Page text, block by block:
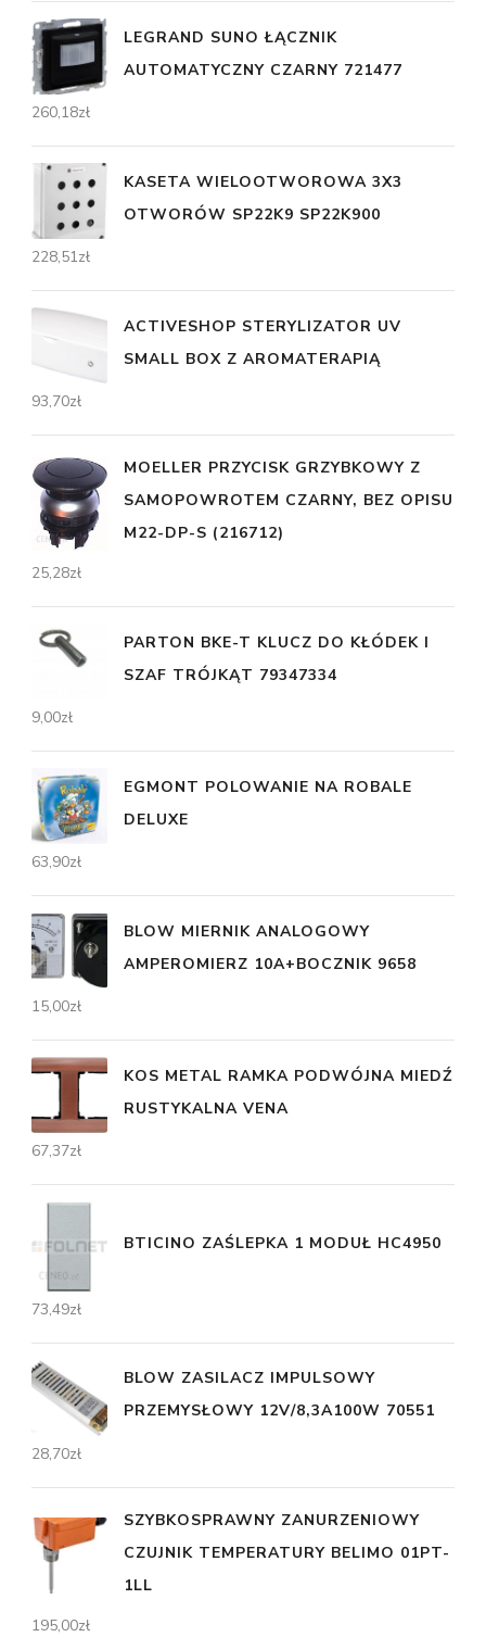
LEGRAND SUNO ŁĄCZNIK
AUTOMATYCZNY CZARNY 721477
260,18zł
KASETA WIELOOTWOROWA 3X3
OTWORÓW SP22K9 SP22K900
228,51zł
ACTIVESHOP STERYLIZATOR UV
SMALL BOX Z AROMATERAPIĄ
93,70zł
MOELLER PRZYCISK GRZYBKOWY Z
SAMOPOWROTEM CZARNY, BEZ OPISU
M22-DP-S (216712)
25,28zł
PARTON BKE-T KLUCZ DO KŁÓDEK I
SZAF TRÓJKĄT 79347334
9,00zł
EGMONT POLOWANIE NA ROBALE
DELUXE
63,90zł
BLOW MIERNIK ANALOGOWY
AMPEROMIERZ 10A+BOCZNIK 9658
15,00zł
KOS METAL RAMKA PODWÓJNA MIEDŹ
RUSTYKALNA VENA
67,37zł
BTICINO ZAŚLEPKA 1 MODUŁ HC4950
73,49zł
BLOW ZASILACZ IMPULSOWY
PRZEMYSŁOWY 12V/8,3A100W 70551
28,70zł
SZYBKOSPRAWNY ZANURZENIOWY
CZUJNIK TEMPERATURY BELIMO 01PT-
1LL
195,00zł